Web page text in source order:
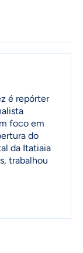
é repórter
foco em
do
da Itatiaia
trabalhou